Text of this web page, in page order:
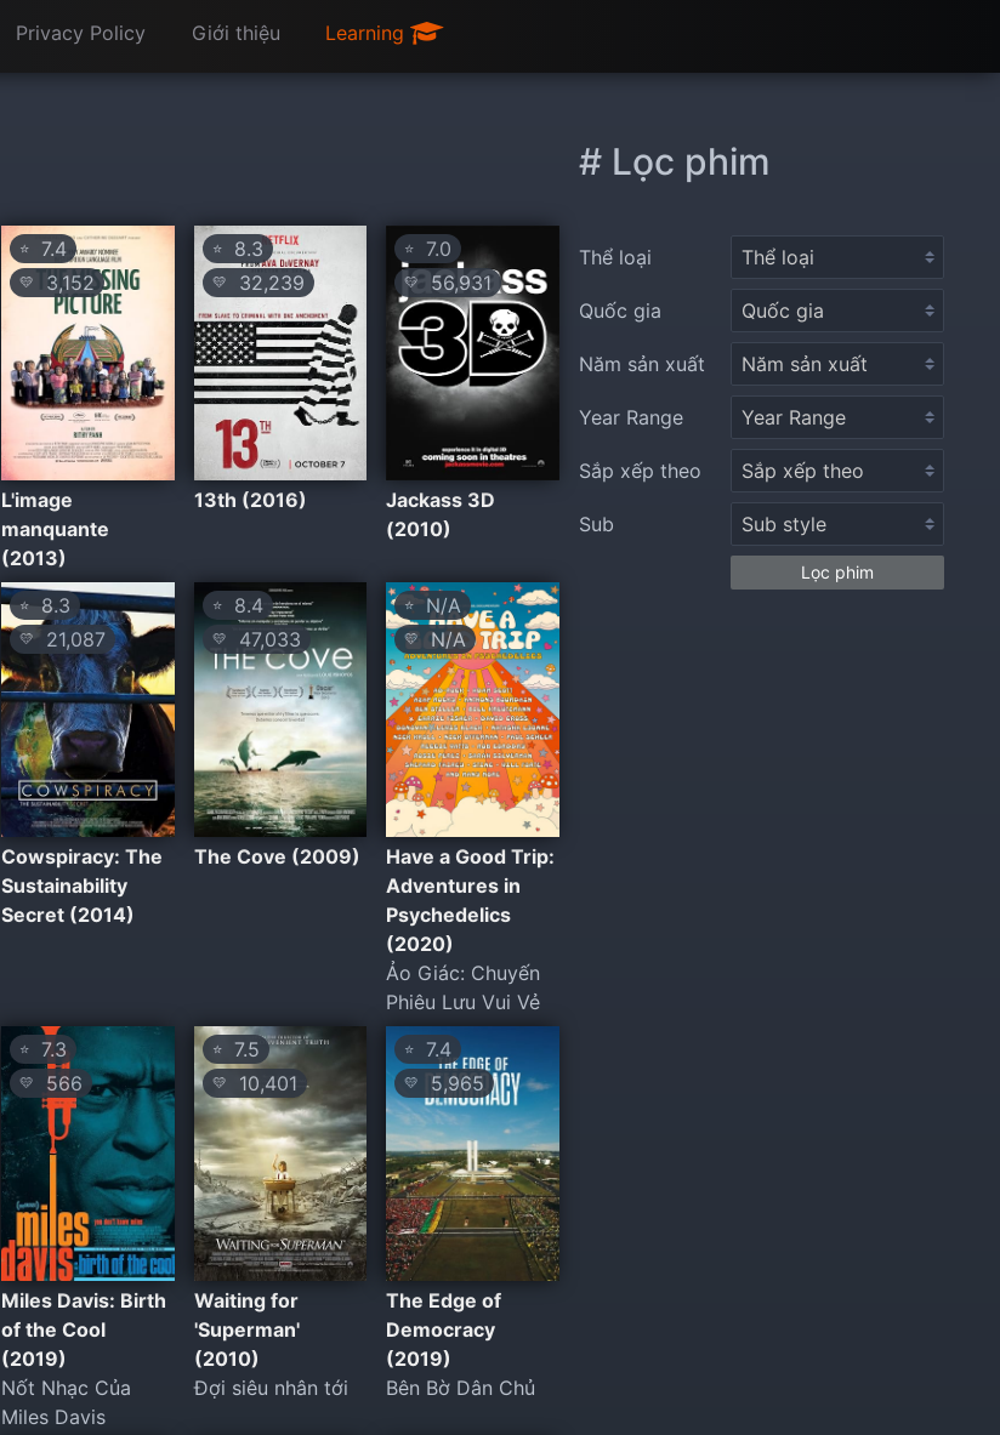
Privacy Policy Giới thiệu Learning
⭐ 7.4
💛 3,152
L'image
manquante
(2013)
⭐8.3
💛 32,239
13th (2016)
⭐ 7.0
💛56,931
Jackass 3D
(2010)
⭐8.3
💛21,087
Cowspiracy: The
Sustainability
Secret (2014)
⭐8.4
💛 47,033
The Cove (2009)
⭐N/A
💛N/A
Have a Good Trip:
Adventures in
Psychedelics
(2020)
Ảo Giác: Chuyến
Phiêu Lưu Vui Vẻ
⭐ 7.3
💛 566
Miles Davis: Birth
of the Cool
(2019)
Nốt Nhạc Của
Miles Davis
⭐7.5
💛 10,401
Waiting for
'Superman'
(2010)
Đợi siêu nhân tới
⭐ 7.4
💛 5,965
The Edge of
Democracy
(2019)
Bên Bờ Dân Chủ
# Lọc phim
Thể loại
Quốc gia
Năm sản xuất
Year Range
Sắp xếp theo
Sub
Lọc phim